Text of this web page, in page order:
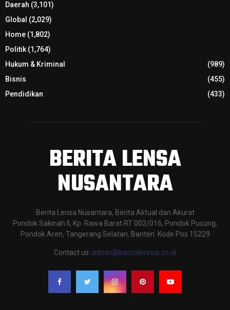
Daerah (3,101)
Global (2,029)
Home (1,802)
Politik(1,764)
Hukum & Kriminal
(989)
Bisnis
(455)
Pendidikan
(433)
BERITA LENSA
NUSANTARA
Berita Lensa Nusantara, Berita Aktual dan Akurat
Pondok Sakinah II, Kp. Rawa Barat RT 002/016, Pondok Pucung,
Pondok Aren, Tangerang Selatan, Banten. Kode Pos 15229
Contact us: admin@beritalennus.co.id